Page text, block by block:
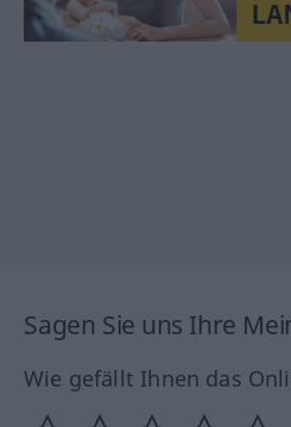
Sagen Sie uns Ihre
Wie gefällt Ihnen das